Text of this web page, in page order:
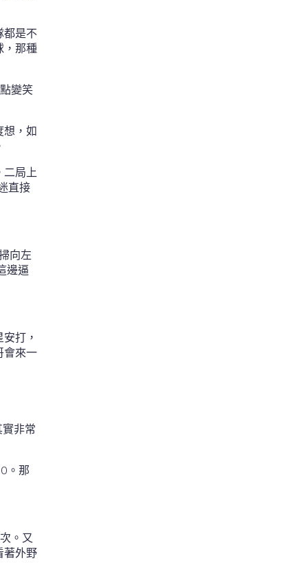
都是不
，那種
變笑
想，如
二局上
直接
向左
邊逼
打，
會來一
非常
。那
。又
著外野